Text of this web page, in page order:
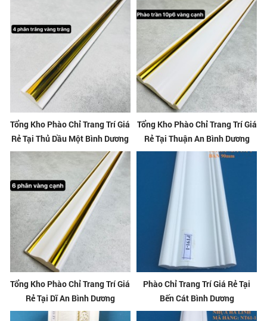
Tổng Kho Phào Chỉ Trang Trí Giá
Rẻ Tại Thủ Dầu Một Bình Dương
Tổng Kho Phào Chỉ Trang Trí Giá
Rẻ Tại Thuận An Bình Dương
Tổng Kho Phào Chỉ Trang Trí Giá
Rẻ Tại Dĩ An Bình Dương
Phào Chỉ Trang Trí Giá Rẻ Tại
Bến Cát Bình Dương